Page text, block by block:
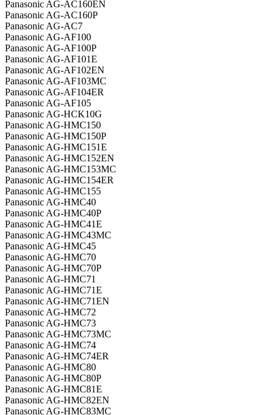
Panasonic AG-AC160EN
Panasonic AG-AC160P
Panasonic AG-AC7
Panasonic AG-AF100
Panasonic AG-AF100P
Panasonic AG-AF101E
Panasonic AG-AF102EN
Panasonic AG-AF103MC
Panasonic AG-AF104ER
Panasonic AG-AF105
Panasonic AG-HCK10G
Panasonic AG-HMC150
Panasonic AG-HMC150P
Panasonic AG-HMC151E
Panasonic AG-HMC152EN
Panasonic AG-HMC153MC
Panasonic AG-HMC154ER
Panasonic AG-HMC155
Panasonic AG-HMC40
Panasonic AG-HMC40P
Panasonic AG-HMC41E
Panasonic AG-HMC43MC
Panasonic AG-HMC45
Panasonic AG-HMC70
Panasonic AG-HMC70P
Panasonic AG-HMC71
Panasonic AG-HMC71E
Panasonic AG-HMC71EN
Panasonic AG-HMC72
Panasonic AG-HMC73
Panasonic AG-HMC73MC
Panasonic AG-HMC74
Panasonic AG-HMC74ER
Panasonic AG-HMC80
Panasonic AG-HMC80P
Panasonic AG-HMC81E
Panasonic AG-HMC82EN
Panasonic AG-HMC83MC